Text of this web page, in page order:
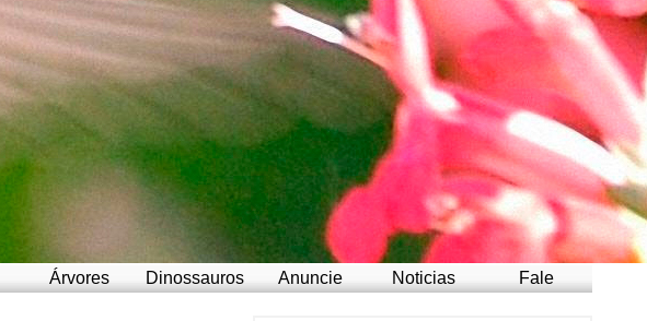
Árvores Dinossauros Anuncie Noticias Fale